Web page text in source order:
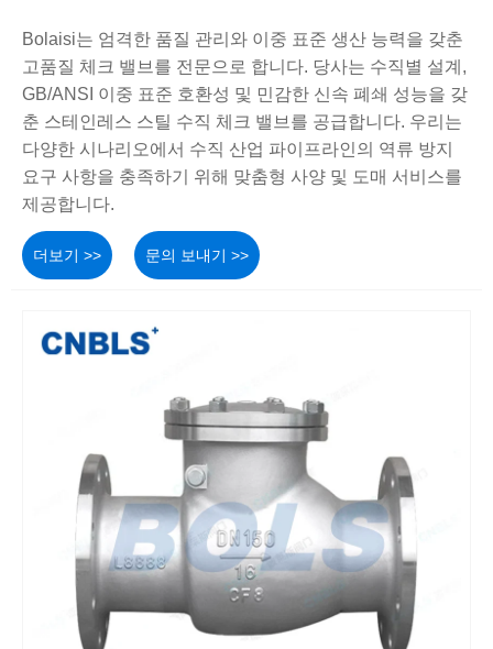
Bolaisi는 엄격한 품질 관리와 이중 표준 생산 능력을 갖춘
고품질 체크 밸브를 전문으로 합니다. 당사는 수직별 설계,
GB/ANSI 이중 표준 호환성 및 민감한 신속 폐쇄 성능을 갖
춘 스테인레스 스틸 수직 체크 밸브를 공급합니다. 우리는
다양한 시나리오에서 수직 산업 파이프라인의 역류 방지
요구 사항을 충족하기 위해 맞춤형 사양 및 도매 서비스를
제공합니다.
더보기 >> 문의 보내기 >>